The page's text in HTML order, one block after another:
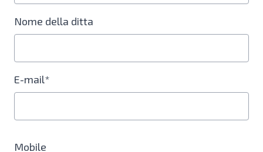
Nome della ditta
E-mail*
Mobile